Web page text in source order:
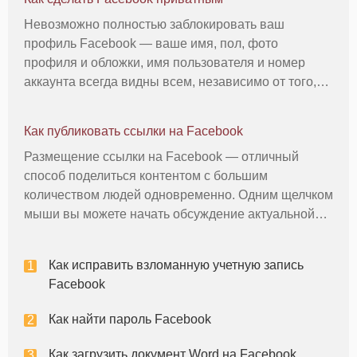
Невозможно полностью заблокировать ваш
профиль Facebook — ваше имя, пол, фото
профиля и обложки, имя пользователя и номер
аккаунта всегда видны всем, независимо от того,
также все, что вы делали в прошлом, были
Как публиковать ссылки на Facebook
Размещение ссылки на Facebook — отличный
способ поделиться контентом с большим
количеством людей одновременно. Одним щелчком
мыши вы можете начать обсуждение актуальной
материалы, которые вам интересны. Шаг
Как исправить взломанную учетную запись
Facebook
Как найти пароль Facebook
Как загрузить документ Word на Facebook